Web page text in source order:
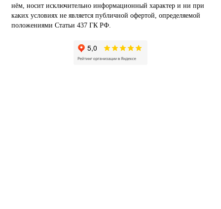
нём, носит исключительно информационный характер и ни при
каких условиях не является публичной офертой, определяемой
положениями Статьи 437 ГК РФ.